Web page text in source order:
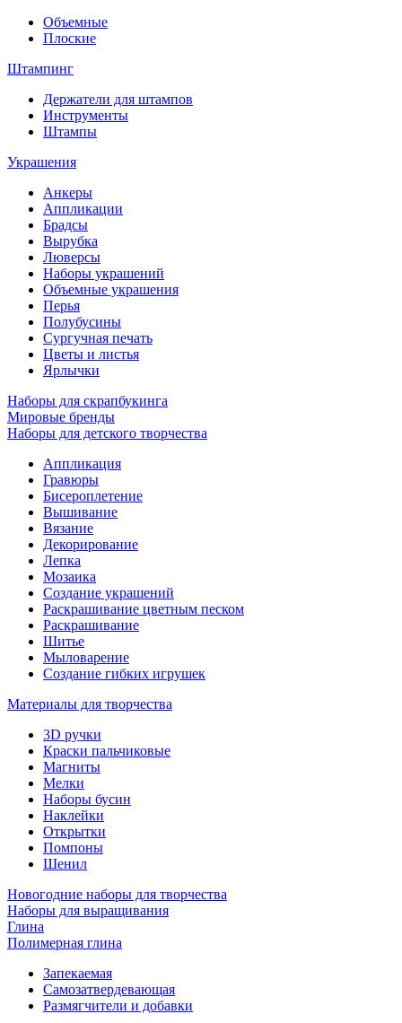
Объемные
Плоские
Штампинг
Держатели для штампов
Инструменты
Штампы
Украшения
Анкеры
Аппликации
Брадсы
Вырубка
Люверсы
Наборы украшений
Объемные украшения
Перья
Полубусины
Сургучная печать
Цветы и листья
Ярлычки
Наборы для скрапбукинга
Мировые бренды
Наборы для детского творчества
Аппликация
Гравюры
Бисероплетение
Вышивание
Вязание
Декорирование
Лепка
Мозаика
Создание украшений
Раскрашивание цветным песком
Раскрашивание
Шитье
Мыловарение
Создание гибких игрушек
Материалы для творчества
3D ручки
Краски пальчиковые
Магниты
Мелки
Наборы бусин
Наклейки
Открытки
Помпоны
Шенил
Новогодние наборы для творчества
Наборы для выращивания
Глина
Полимерная глина
Запекаемая
Самозатвердевающая
Размягчители и добавки